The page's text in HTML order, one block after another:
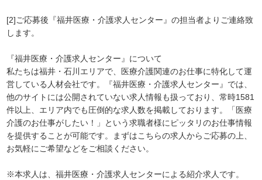
[2]ご応募後『福井医療・介護求人センター』の担当者よりご連絡致
します。
『福井医療・介護求人センター』について
私たちは福井・石川エリアで、医療介護関連のお仕事に特化して運
営している人材会社です。『福井医療・介護求人センター』では、
他のサイトには公開されていない求人情報も扱っており、常時1581
件以上、エリア内でも圧倒的な求人数を掲載しております。「医療
介護のお仕事がしたい！」という求職者様にピッタリのお仕事情報
を提供することが可能です。まずはこちらの求人からご応募の上、
お気軽にご希望などをご相談ください。
※本求人は、福井医療・介護求人センターによる紹介求人です。